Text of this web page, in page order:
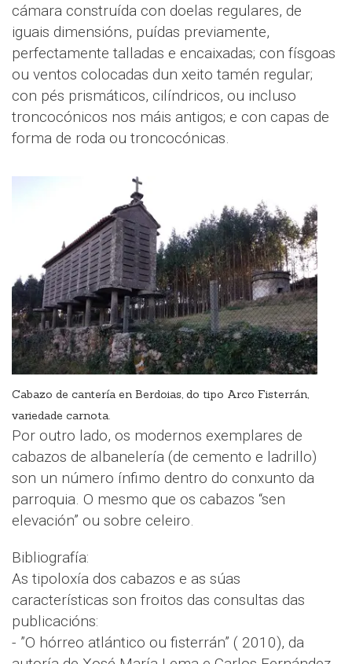
cámara construída con doelas regulares, de
iguais dimensións, puídas previamente,
perfectamente talladas e encaixadas; con físgoas
ou ventos colocadas dun xeito tamén regular;
con pés prismáticos, cilíndricos, ou incluso
troncocónicos nos máis antigos; e con capas de
forma de roda ou troncocónicas.
Cabazo de cantería en Berdoias, do tipo Arco Fisterrán,
variedade carnota.
Por outro lado, os modernos exemplares de
cabazos de albanelería (de cemento e ladrillo)
son un número ínfimo dentro do conxunto da
parroquia. O mesmo que os cabazos “sen
elevación” ou sobre celeiro.
Bibliografía:
As tipoloxía dos cabazos e as súas
características son froitos das consultas das
publicacións:
- ”O hórreo atlántico ou fisterrán” ( 2010), da